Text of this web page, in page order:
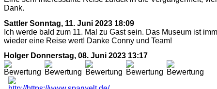
Dank.
Sattler Sonntag, 11. Juni 2023 18:09
Ich werde bald zum 11. Mal zu Gast sein. Das Museum ist
wieder eine Reise wert! Danke Conny und Team!
Holger Donnerstag, 08. Juni 2023 13:17